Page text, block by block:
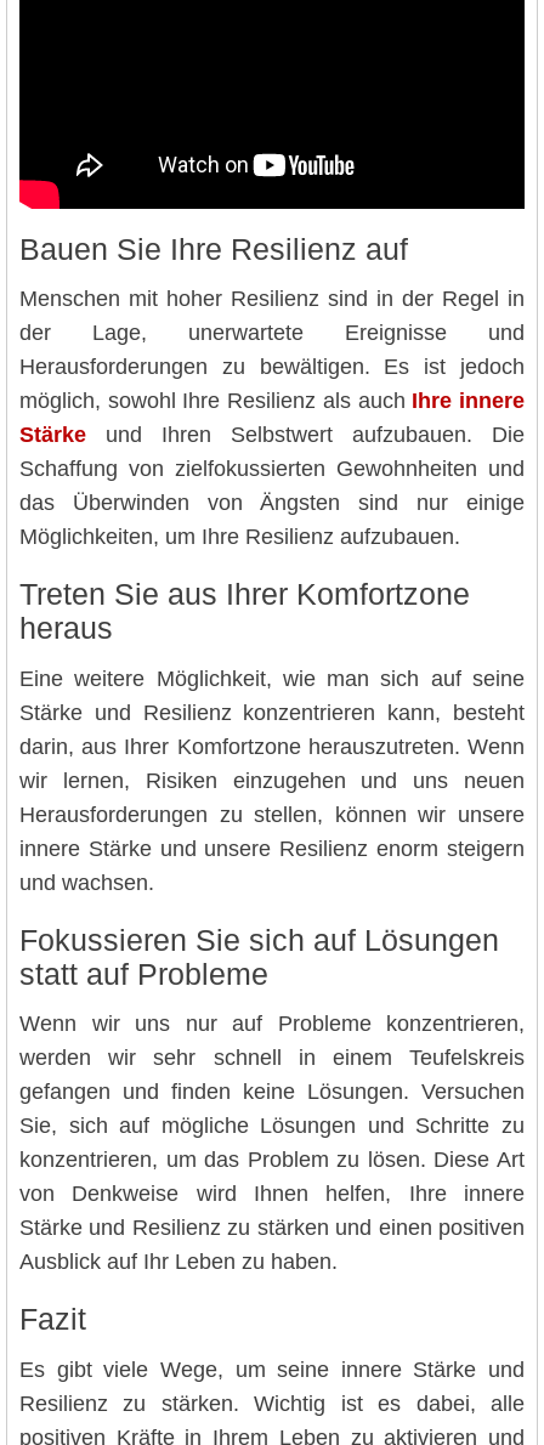
Bauen Sie Ihre Resilienz auf
Menschen mit hoher Resilienz sind in der Regel in
der Lage, unerwartete Ereignisse und
Herausforderungen zu bewältigen. Es ist jedoch
möglich, sowohl Ihre Resilienz als auch Ihre innere
Stärke und Ihren Selbstwert aufzubauen. Die
Schaffung von zielfokussierten Gewohnheiten und
das Überwinden von Ängsten sind nur einige
Möglichkeiten, um Ihre Resilienz aufzubauen.
Treten Sie aus Ihrer Komfortzone
heraus
Eine weitere Möglichkeit, wie man sich auf seine
Stärke und Resilienz konzentrieren kann, besteht
darin, aus Ihrer Komfortzone herauszutreten. Wenn
wir lernen, Risiken einzugehen und uns neuen
Herausforderungen zu stellen, können wir unsere
innere Stärke und unsere Resilienz enorm steigern
und wachsen.
Fokussieren Sie sich auf Lösungen
statt auf Probleme
Wenn wir uns nur auf Probleme konzentrieren,
werden wir sehr schnell in einem Teufelskreis
gefangen und finden keine Lösungen. Versuchen
Sie, sich auf mögliche Lösungen und Schritte zu
konzentrieren, um das Problem zu lösen. Diese Art
von Denkweise wird Ihnen helfen, Ihre innere
Stärke und Resilienz zu stärken und einen positiven
Ausblick auf Ihr Leben zu haben.
Fazit
Es gibt viele Wege, um seine innere Stärke und
Resilienz zu stärken. Wichtig ist es dabei, alle
positiven Kräfte in Ihrem Leben zu aktivieren und